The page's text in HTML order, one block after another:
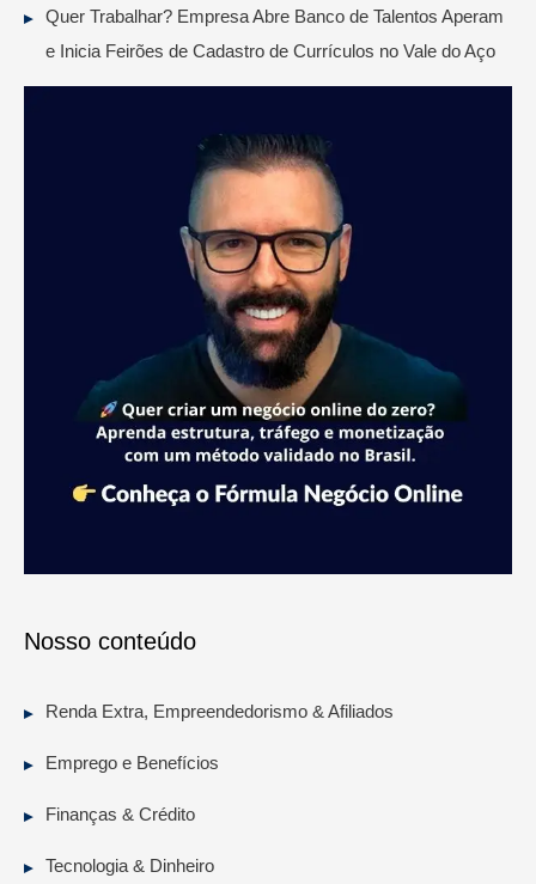
Quer Trabalhar? Empresa Abre Banco de Talentos Aperam
e Inicia Feirões de Cadastro de Currículos no Vale do Aço
Nosso conteúdo
Renda Extra, Empreendedorismo & Afiliados
Emprego e Benefícios
Finanças & Crédito
Tecnologia & Dinheiro